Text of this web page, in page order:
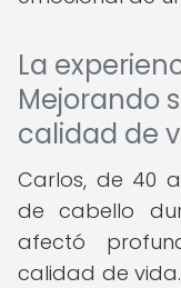
La
Mejorando
calidad de
Carlos, de 40
de cabello
afectó
calidad de